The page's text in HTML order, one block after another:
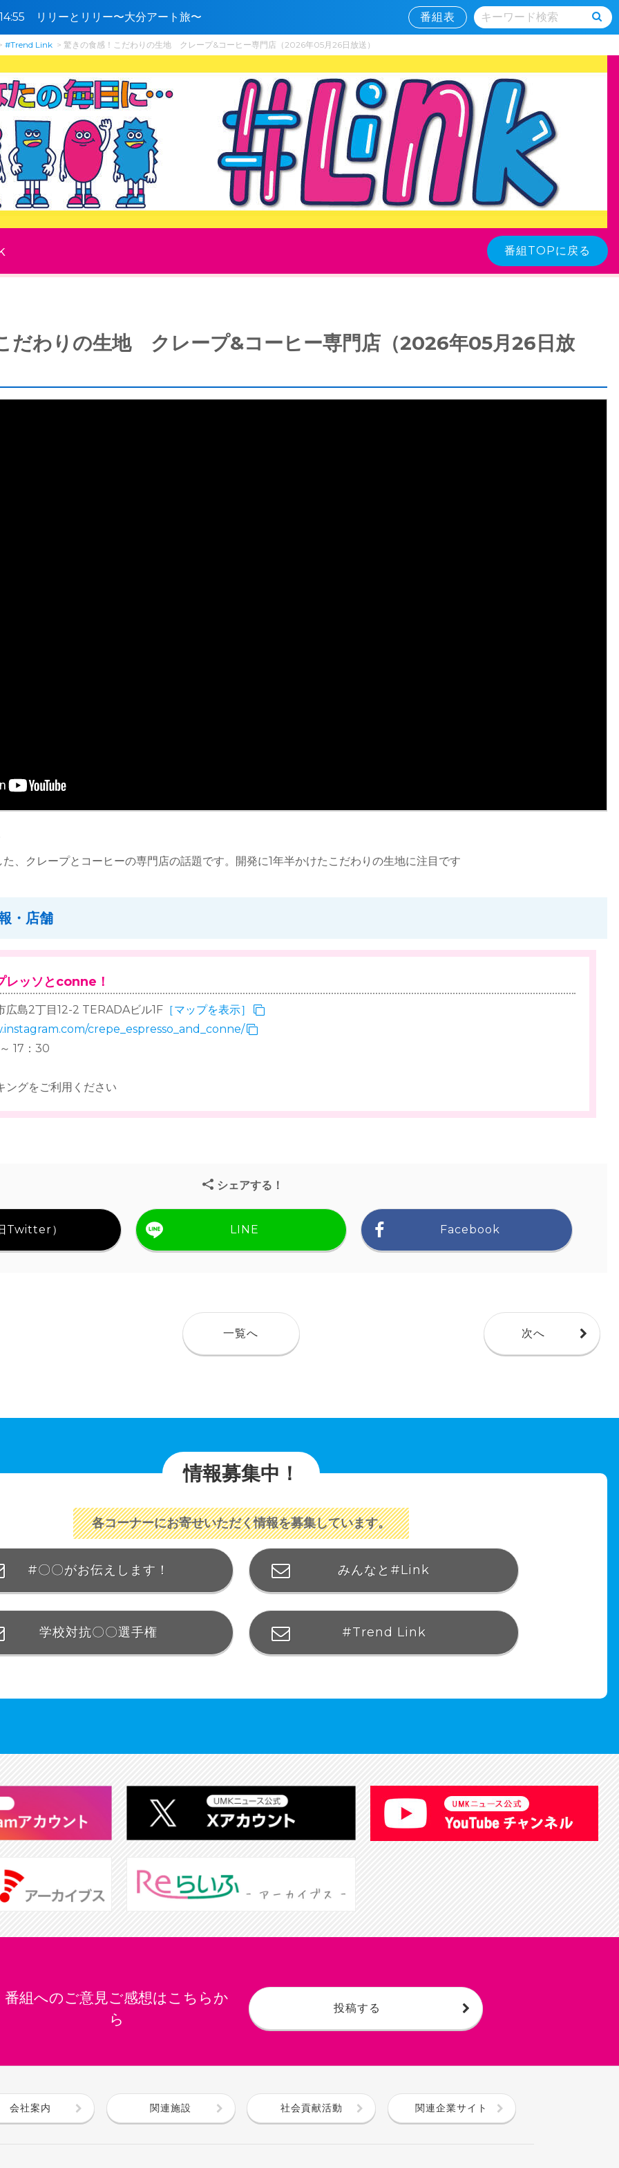
リリーとリリー〜大分アート旅〜 番組表
#Trend Link 驚きの食感！こだわりの生地 クレープ&コーヒー専門店（2026年05月26日放送）
番組TOPに戻る
だわりの生地 クレープ&コーヒー専門店（2026年05月26日放
、クレープとコーヒーの専門店の話題です。開発に1年半かけたこだわりの生地に注目です
・店舗
レッソとconne！
広島2丁目12-2 TERADAビル1F ［マップを表示］
crepe_espresso_and_conne/
17：30
ングをご利用ください
シェアする！
Twitter） LINE Facebook
一覧へ 次へ
情報募集中！
各コーナーにお寄せいただく情報を募集しています。
#〇〇がお伝えします！ みんなと#Link
学校対抗〇〇選手権 #Trend Link
番組へのご意見ご感想はこちらか
ら
投稿する
会社案内 関連施設 社会貢献活動 関連企業サイト